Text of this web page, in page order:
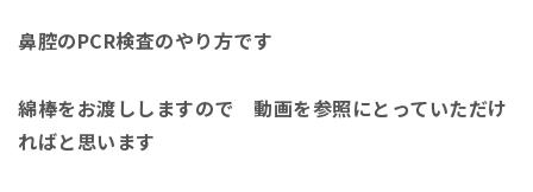
鼻腔のPCR検査のやり方です
綿棒をお渡ししますので 動画を参照にとっていただけ
ればと思います